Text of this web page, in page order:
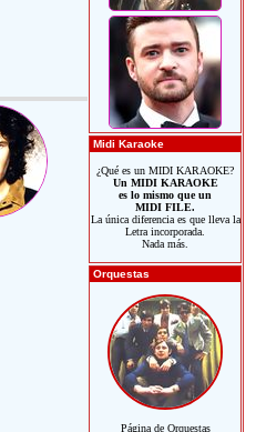
Midi Karaoke
¿Qué es un MIDI KARAOKE?
Un MIDI KARAOKE
es lo mismo que un
MIDI FILE.
La única diferencia es que lleva la
Letra incorporada.
Nada más.
Orquestas
Página de Orquestas